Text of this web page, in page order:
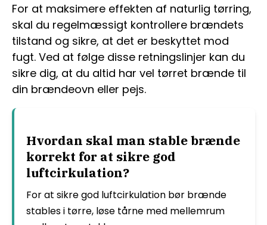
For at maksimere effekten af naturlig tørring,
skal du regelmæssigt kontrollere brændets
tilstand og sikre, at det er beskyttet mod
fugt. Ved at følge disse retningslinjer kan du
sikre dig, at du altid har vel tørret brænde til
din brændeovn eller pejs.
Hvordan skal man stable brænde
korrekt for at sikre god
luftcirkulation?
For at sikre god luftcirkulation bør brænde
stables i tørre, løse tårne med mellemrum